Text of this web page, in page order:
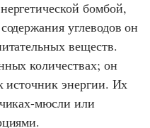
бомбой,
углеводов он
веществ.
количествах; он
источник энергии. Их
мюсли или